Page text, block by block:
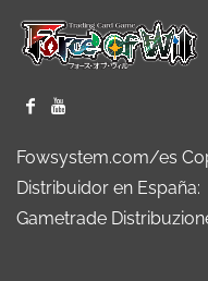
Fowsystem.com/es
Distribuidor en España:
Gametrade